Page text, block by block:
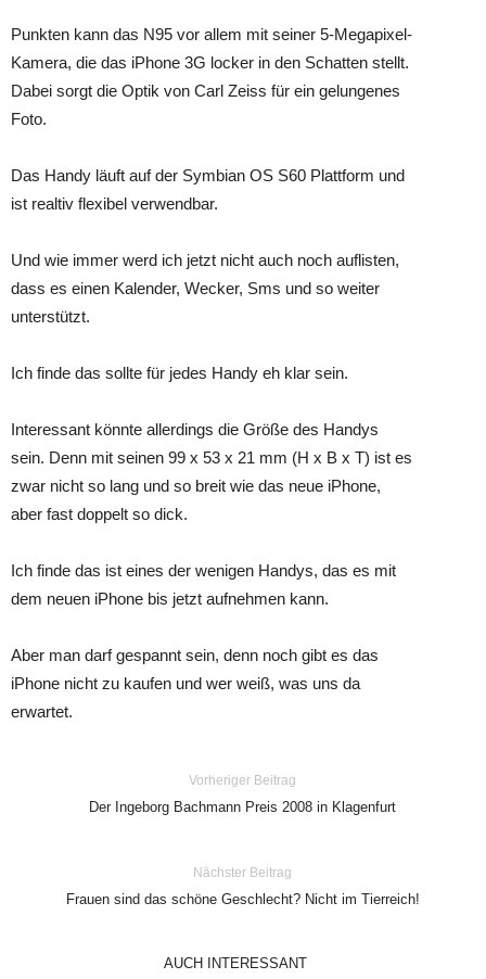
Punkten kann das N95 vor allem mit seiner 5-Megapixel-
Kamera, die das iPhone 3G locker in den Schatten stellt.
Dabei sorgt die Optik von Carl Zeiss für ein gelungenes
Foto.
Das Handy läuft auf der Symbian OS S60 Plattform und
ist realtiv flexibel verwendbar.
Und wie immer werd ich jetzt nicht auch noch auflisten,
dass es einen Kalender, Wecker, Sms und so weiter
unterstützt.
Ich finde das sollte für jedes Handy eh klar sein.
Interessant könnte allerdings die Größe des Handys
sein. Denn mit seinen 99 x 53 x 21 mm (H x B x T) ist es
zwar nicht so lang und so breit wie das neue iPhone,
aber fast doppelt so dick.
Ich finde das ist eines der wenigen Handys, das es mit
dem neuen iPhone bis jetzt aufnehmen kann.
Aber man darf gespannt sein, denn noch gibt es das
iPhone nicht zu kaufen und wer weiß, was uns da
erwartet.
Vorheriger Beitrag
Der Ingeborg Bachmann Preis 2008 in Klagenfurt
Nächster Beitrag
Frauen sind das schöne Geschlecht? Nicht im Tierreich!
AUCH INTERESSANT